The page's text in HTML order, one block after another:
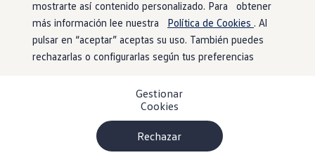
mostrarte así contenido personalizado. Para obtener
más información lee nuestra Política de Cookies . Al
pulsar en “aceptar” aceptas su uso. También puedes
rechazarlas o configurarlas según tus preferencias
Rechazar
Gestionar
Cookies
Volkswagen nuevo en stock
Volkswagen de ocasión
Eléctricos e híbridos
Simulador de autonomía
Simulador de carga
Ventajas para profesionales
Ventajas para particulares
Profesionales
My Leasing
para una llegada
tranquila
El nuevo California ofrece más de 25 sistemas de asistencia
al conductor. Entre ellos se encuentran asistentes de
aparcamiento y de asistencia; desde el «Lane Assist» de